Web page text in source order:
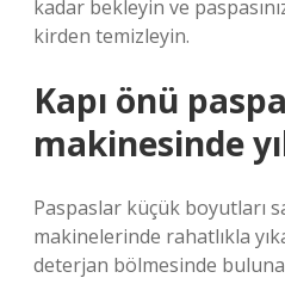
kadar bekleyin ve
kirden temizleyin.
Kapı önü
makinesinde
Paspaslar küçük boyutları
makinelerinde rahatlıkla
deterjan bölmesinde